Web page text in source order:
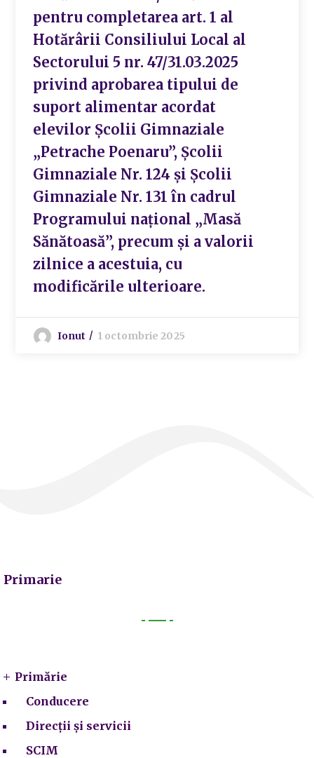
pentru completarea art. 1 al
Hotărârii Consiliului Local al
Sectorului 5 nr. 47/31.03.2025
privind aprobarea tipului de
suport alimentar acordat
elevilor Şcolii Gimnaziale
„Petrache Poenaru”, Școlii
Gimnaziale Nr. 124 și Școlii
Gimnaziale Nr. 131 în cadrul
Programului național „Masă
Sănătoasă”, precum și a valorii
zilnice a acestuia, cu
modificările ulterioare.
Ionut 1 octombrie 2025
Primarie
Primărie
Conducere
Direcții și servicii
SCIM